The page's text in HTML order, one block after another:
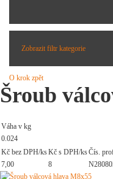
Zobrazit filtr kategorie
O krok zpět
Šroub
Váha v kg
0.024
Kč bez DPH/ksKč s DPH/ksČís.
7,00
8